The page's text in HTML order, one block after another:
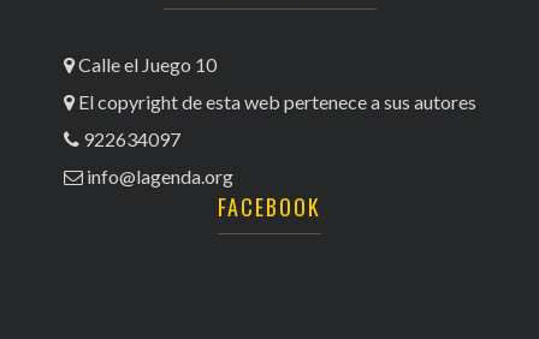
Calle el Juego 10
El copyright de esta web pertenece a sus autores
922634097
info@lagenda.org
FACEBOOK